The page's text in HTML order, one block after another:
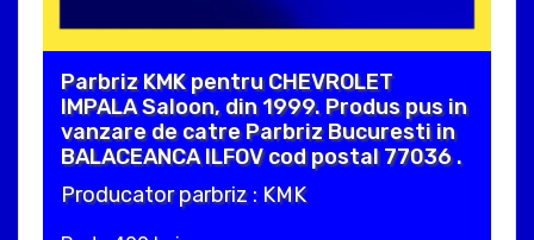
Parbriz KMK pentru CHEVROLET
IMPALA Saloon, din 1999. Produs pus in
vanzare de catre Parbriz Bucuresti in
BALACEANCA ILFOV cod postal 77036 .
Producator parbriz : KMK